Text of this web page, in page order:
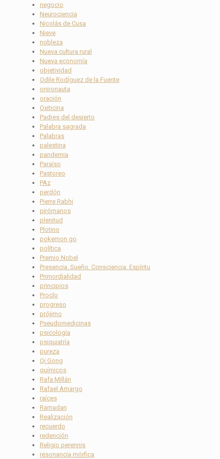
negocio
Neurociencia
Nicolás de Cusa
Nieve
nobleza
Nueva cultura rural
Nueva economía
objetividad
Odile Rodíguez de la Fuente
onironauta
oración
Oxiticina
Padres del desierto
Palabra sagrada
Palabras
palestina
pandemia
Paraíso
Pastoreo
PAz
perdón
Pierre Rabhi
pirómanos
plenitud
Plotino
pokemon go
política
Premio Nobel
Presencia. Sueño. Consciencia. Espíritu
Primordialidad
principios
Proclo
progreso
prójimo
Pseudomedicinas
psicología
psiquiatría
pureza
Qi Gong
químicos
Rafa Millán
Rafael Amargo
raíces
Ramadan
Realización
recuerdo
redención
Religio perennis
resonancia mórfica